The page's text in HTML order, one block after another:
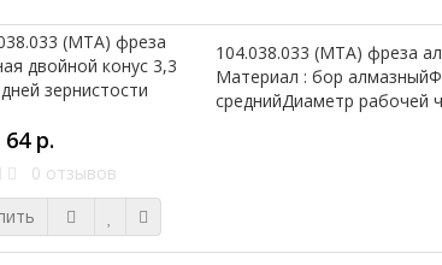
104.038.033 (МТА) фреза
Материал : бор
среднийДиаметр рабочей
64 р.
0 отзывов